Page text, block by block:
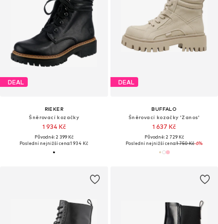
DEAL
RIEKER
Šněrovací kozačky
1 934 Kč
Původně: 2 399 Kč
Poslední nejnižší cena:1 934 Kč
DEAL
BUFFALO
Šněrovací kozačky 'Zanos'
1 637 Kč
Původně: 2 729 Kč
Poslední nejnižší cena:1 750 Kč-6%